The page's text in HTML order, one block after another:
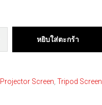
หยิบใส่ตะกร้า
Projector Screen Tripod Screen